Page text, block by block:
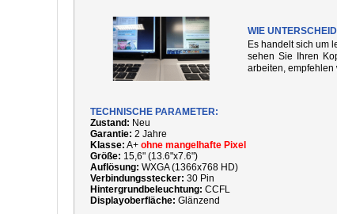
WIE
Es handelt sich um
sehen Sie Ihren
arbeiten, empfehlen
TECHNISCHE PARAMETER:
Zustand: Neu
Garantie: 2 Jahre
Klasse: A+ ohne mangelhafte Pixel
Größe: 15,6" (13.6"x7.6")
Auflösung: WXGA (1366x768 HD)
Verbindungsstecker: 30 Pin
Hintergrundbeleuchtung: CCFL
Displayoberfläche: Glänzend